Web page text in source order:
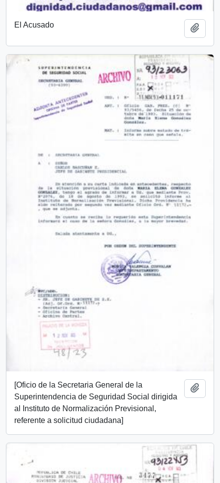
El Acusado
[Oficio de la Secretaria General de la
Superintendencia de Seguridad Social dirigida
al Instituto de Normalización Previsional,
referente a solicitud ciudadana]